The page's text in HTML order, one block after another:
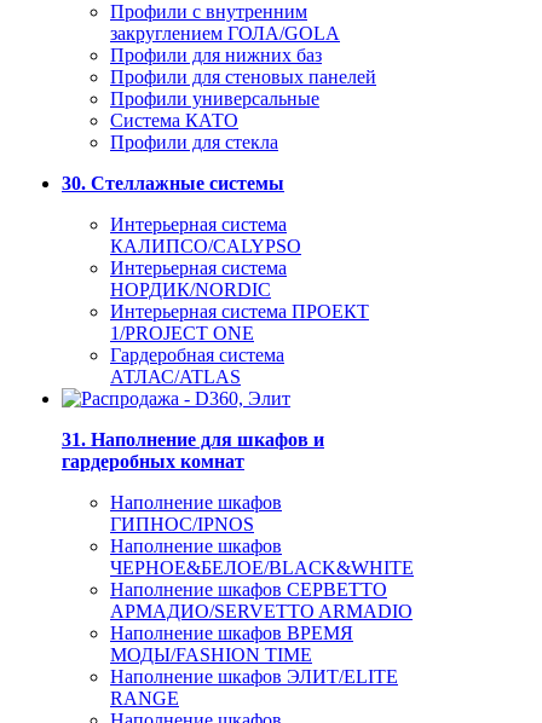
Профили с внутренним
закруглением ГОЛА/GOLA
Профили для нижних баз
Профили для стеновых панелей
Профили универсальные
Система КАТО
Профили для стекла
30. Стеллажные системы
Интерьерная система
КАЛИПСО/CALYPSO
Интерьерная система
НОРДИК/NORDIC
Интерьерная система ПРОЕКТ
1/PROJECT ONE
Гардеробная система
АТЛАС/ATLAS
31. Наполнение для шкафов и
гардеробных комнат
Наполнение шкафов
ГИПНОС/IPNOS
Наполнение шкафов
ЧЕРНОЕ&БЕЛОЕ/BLACK&WHITE
Наполнение шкафов СЕРВЕТТО
АРМАДИО/SERVETTO ARMADIO
Наполнение шкафов ВРЕМЯ
МОДЫ/FASHION TIME
Наполнение шкафов ЭЛИТ/ELITE
RANGE